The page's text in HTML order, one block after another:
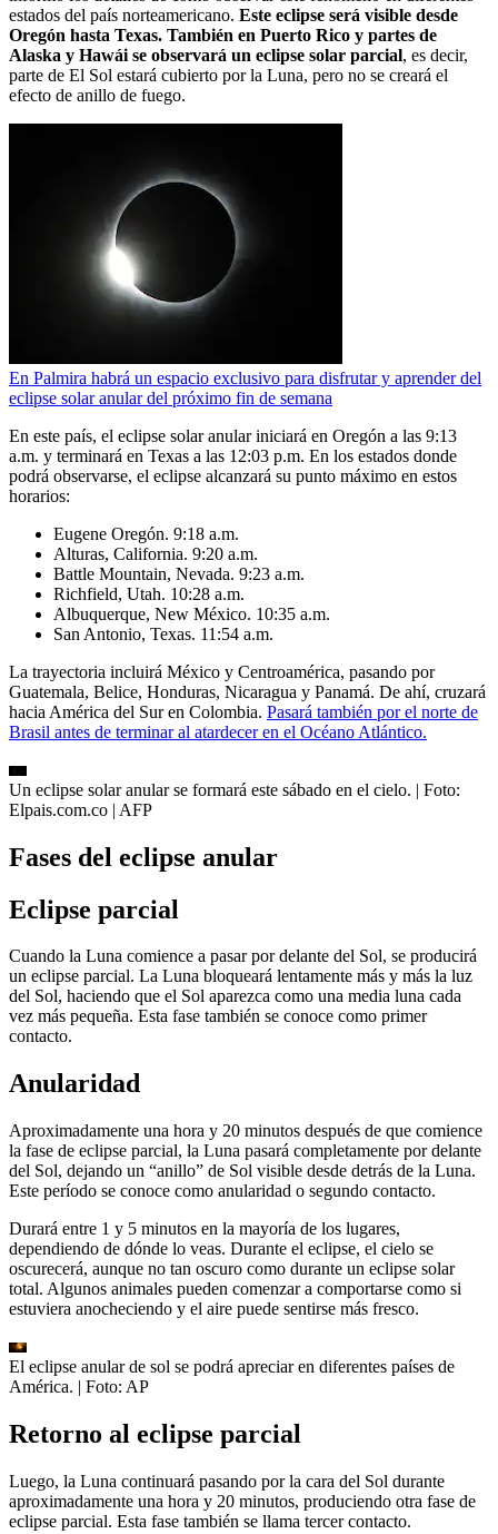
estados del país norteamericano. Este eclipse será visible desde
Oregón hasta Texas. También en Puerto Rico y partes de
Alaska y Hawái se observará un eclipse solar parcial, es decir,
parte de El Sol estará cubierto por la Luna, pero no se creará el
efecto de anillo de fuego.
En Palmira habrá un espacio exclusivo para disfrutar y aprender del
eclipse solar anular del próximo fin de semana
En este país, el eclipse solar anular iniciará en Oregón a las 9:13
a.m. y terminará en Texas a las 12:03 p.m. En los estados donde
podrá observarse, el eclipse alcanzará su punto máximo en estos
horarios:
Eugene Oregón. 9:18 a.m.
Alturas, California. 9:20 a.m.
Battle Mountain, Nevada. 9:23 a.m.
Richfield, Utah. 10:28 a.m.
Albuquerque, New México. 10:35 a.m.
San Antonio, Texas. 11:54 a.m.
La trayectoria incluirá México y Centroamérica, pasando por
Guatemala, Belice, Honduras, Nicaragua y Panamá. De ahí, cruzará
hacia América del Sur en Colombia. Pasará también por el norte de
Brasil antes de terminar al atardecer en el Océano Atlántico.
Un eclipse solar anular se formará este sábado en el cielo. | Foto:
Elpais.com.co | AFP
Fases del eclipse anular
Eclipse parcial
Cuando la Luna comience a pasar por delante del Sol, se producirá
un eclipse parcial. La Luna bloqueará lentamente más y más la luz
del Sol, haciendo que el Sol aparezca como una media luna cada
vez más pequeña. Esta fase también se conoce como primer
contacto.
Anularidad
Aproximadamente una hora y 20 minutos después de que comience
la fase de eclipse parcial, la Luna pasará completamente por delante
del Sol, dejando un “anillo” de Sol visible desde detrás de la Luna.
Este período se conoce como anularidad o segundo contacto.
Durará entre 1 y 5 minutos en la mayoría de los lugares,
dependiendo de dónde lo veas. Durante el eclipse, el cielo se
oscurecerá, aunque no tan oscuro como durante un eclipse solar
total. Algunos animales pueden comenzar a comportarse como si
estuviera anocheciendo y el aire puede sentirse más fresco.
El eclipse anular de sol se podrá apreciar en diferentes países de
América. | Foto: AP
Retorno al eclipse parcial
Luego, la Luna continuará pasando por la cara del Sol durante
aproximadamente una hora y 20 minutos, produciendo otra fase de
eclipse parcial. Esta fase también se llama tercer contacto.